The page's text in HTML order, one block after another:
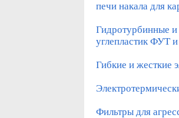
печи накала для
Гидротурбинные
углепластик ФУТ
Гибкие и жесткие
Фильтры для